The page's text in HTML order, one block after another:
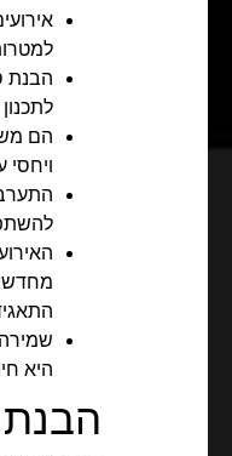
הבנת
לתכנון
הם
ויחסי
היא
הבנת